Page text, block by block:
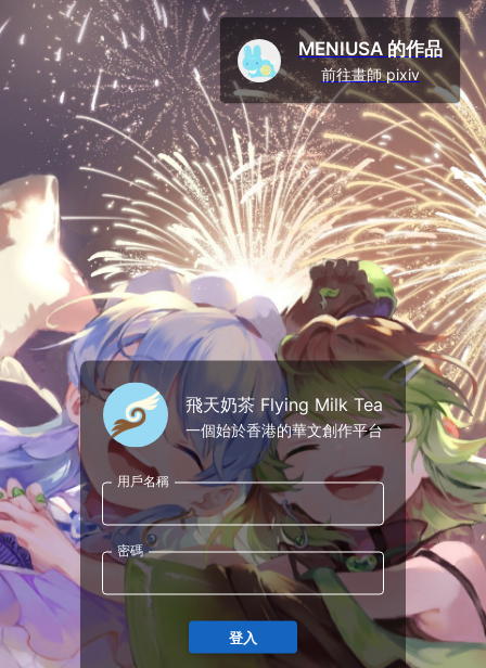
飛天奶茶 Flying Milk Tea
一個始於香港的華文創作平台
用戶名稱
密碼
登入
MENIUSA 的作品
前往畫師 pixiv